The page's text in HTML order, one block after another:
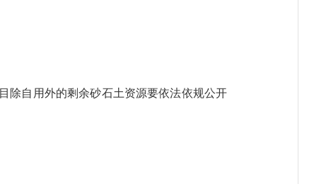
自用外的剩余砂石土资源要依法依规公开